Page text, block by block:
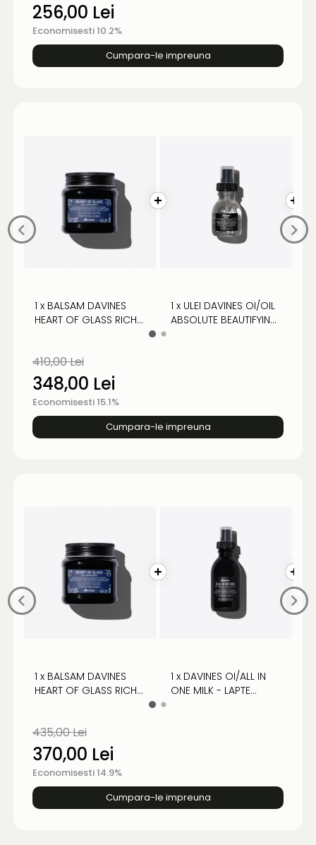
256,00 Lei
Economisesti 10.2%
Cumpara-le impreuna
1 x BALSAM DAVINES
HEART OF GLASS RICH -
1 x ULEI DAVINES OI/OIL
ABSOLUTE BEAUTIFYING
410,00 Lei
348,00 Lei
Economisesti 15.1%
Cumpara-le impreuna
1 x BALSAM DAVINES
HEART OF GLASS RICH -
1 x DAVINES OI/ALL IN
ONE MILK - LAPTE
435,00 Lei
370,00 Lei
Economisesti 14.9%
Cumpara-le impreuna